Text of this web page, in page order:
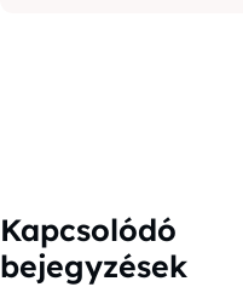
Kapcsolódó
bejegyzések